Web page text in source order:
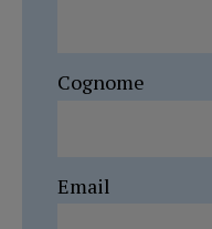
Cognome
Email